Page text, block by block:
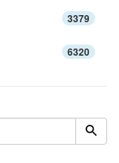
3379
6320